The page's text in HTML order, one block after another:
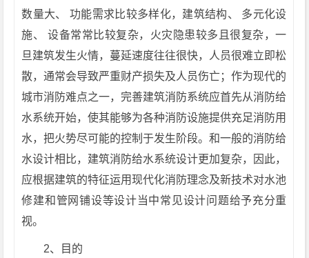
数量大、 功能需求比较多样化，建筑结构、 多元化设
施、 设备常常比较复杂，火灾隐患较多且很复杂，一
旦建筑发生火情，蔓延速度往往很快，人员很难立即松
散，通常会导致严重财产损失及人员伤亡；作为现代的
城市消防难点之一，完善建筑消防系统应首先从消防给
水系统开始，使其能够为各种消防设施提供充足消防用
水，把火势尽可能的控制于发生阶段。和一般的消防给
水设计相比，建筑消防给水系统设计更加复杂，因此，
应根据建筑的特征运用现代化消防理念及新技术对水池
修建和管网铺设等设计当中常见设计问题给予充分重
视。
2、目的